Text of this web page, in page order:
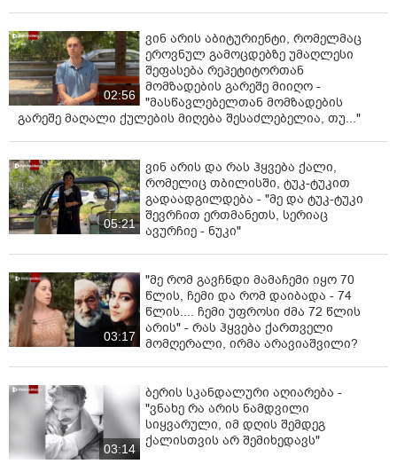
02:56
ვინ არის აბიტურიენტი, რომელმაც
ეროვნულ გამოცდებზე უმაღლესი
შეფასება რეპეტიტორთან
მომზადების გარეშე მიიღო -
"მასწავლებელთან მომზადების
გარეშე მაღალი ქულების მიღება შესაძლებელია, თუ..."
05:21
ვინ არის და რას ჰყვება ქალი,
რომელიც თბილისში, ტუკ-ტუკით
გადაადგილდება - "მე და ტუკ-ტუკი
შევრჩით ერთმანეთს, სერიაც
ავურჩიე - ნუკი"
03:17
"მე რომ გავჩნდი მამაჩემი იყო 70
წლის, ჩემი და რომ დაიბადა - 74
წლის.... ჩემი უფროსი ძმა 72 წლის
არის" - რას ჰყვება ქართველი
მომღერალი, ირმა არავიაშვილი?
03:14
ბერის სკანდალური აღიარება -
"ვნახე რა არის ნამდვილი
სიყვარული, იმ დღის შემდეგ
ქალისთვის არ შემიხედავს"